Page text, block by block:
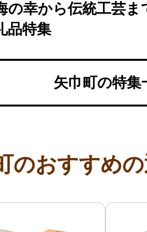
の幸から伝統工芸ま
品特集
矢巾町の特集
のおすすめ